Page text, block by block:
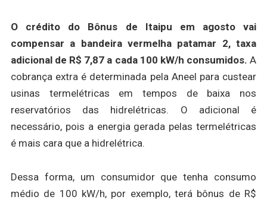
O crédito do Bônus de Itaipu em agosto vai
compensar a bandeira vermelha patamar 2, taxa
adicional de R$ 7,87 a cada 100 kW/h consumidos. A
cobrança extra é determinada pela Aneel para custear
usinas termelétricas em tempos de baixa nos
reservatórios das hidrelétricas. O adicional é
necessário, pois a energia gerada pelas termelétricas
é mais cara que a hidrelétrica.
Dessa forma, um consumidor que tenha consumo
médio de 100 kW/h, por exemplo, terá bônus de R$